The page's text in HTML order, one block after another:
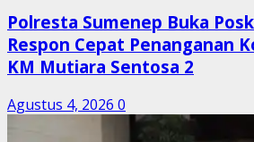
Polresta Sumenep Buka
Respon Cepat Penanganan
KM Mutiara Sentosa 2
Agustus 4, 2026 0